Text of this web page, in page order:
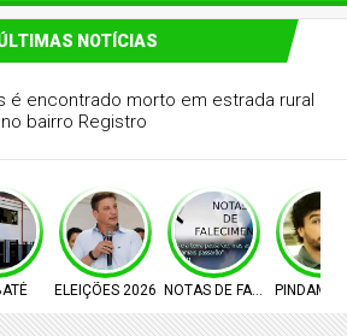
NOTÍCIAS
é encontrado morto em estrada rural
no bairro Registro
ELEIÇÕES 2026 NOTAS DE FALECIMENTO